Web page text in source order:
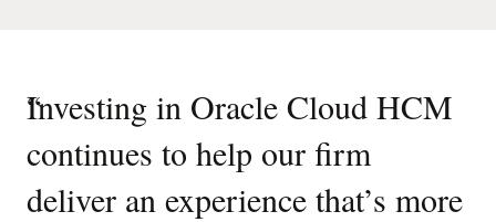
“
Investing in Oracle Cloud HCM
continues to help our firm
deliver an experience that’s more